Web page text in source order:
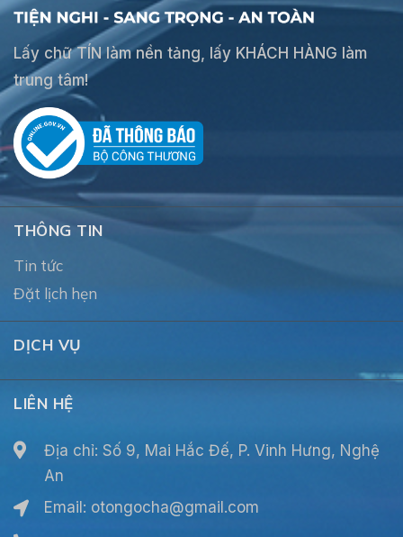
Lấy chữ TÍN làm nền tảng, lấy KHÁCH HÀNG làm
trung tâm!
THÔNG TIN
Tin tức
Đặt lịch hẹn
DỊCH VỤ
LIÊN HỆ
Địa chỉ: Số 9, Mai Hắc Đế, P. Vinh Hưng, Nghệ
An
Email: otongocha@gmail.com